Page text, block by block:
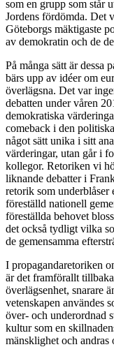
som en grupp som står
Jordens fördömda. Det
Göteborgs mäktigaste
av demokratin och de
På många sätt är dessa
bärs upp av idéer om
överlägsna. Det var
debatten under våren
demokratiska
comeback i den
något sätt unika i sitt
värderingar, utan går i
kollegor. Retoriken vi
liknande debatter i
retorik som underblåser
föreställd nationell
föreställda behovet
det också tydligt vilka
de gemensamma
I propagandaretoriken
är det framförallt
överlägsenhet, snarare
vetenskapen användes
över- och underordnad
kultur som en
mänsklighet och andras